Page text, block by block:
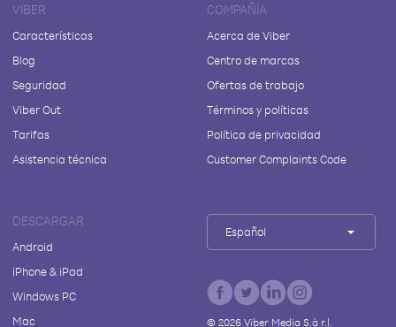
VIBER
Características
Blog
Seguridad
Viber Out
Tarifas
Asistencia técnica
COMPAÑÍA
Acerca de Viber
Centro de marcas
Ofertas de trabajo
Términos y políticas
Política de privacidad
Customer Complaints Code
DESCARGAR
Android
iPhone & iPad
Windows PC
Mac
Español
© 2026Viber Media S.à r.l.